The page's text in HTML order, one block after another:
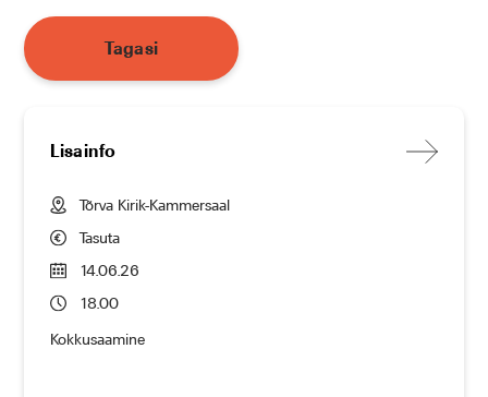
Lisainfo
Tõrva Kirik-Kammersaal
Tasuta
14.06.26
18.00
Kokkusaamine
Tagasi